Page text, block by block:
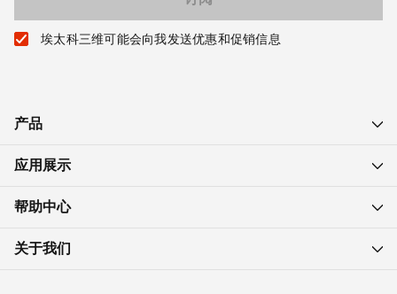
埃太科三维可能会向我发送优惠和促销信息
产品
应用展示
帮助中心
关于我们